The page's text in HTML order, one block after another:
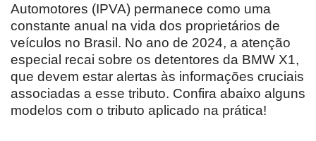
Automotores (IPVA) permanece como uma
constante anual na vida dos proprietários de
veículos no Brasil. No ano de 2024, a atenção
especial recai sobre os detentores da BMW X1,
que devem estar alertas às informações cruciais
associadas a esse tributo. Confira abaixo alguns
modelos com o tributo aplicado na prática!